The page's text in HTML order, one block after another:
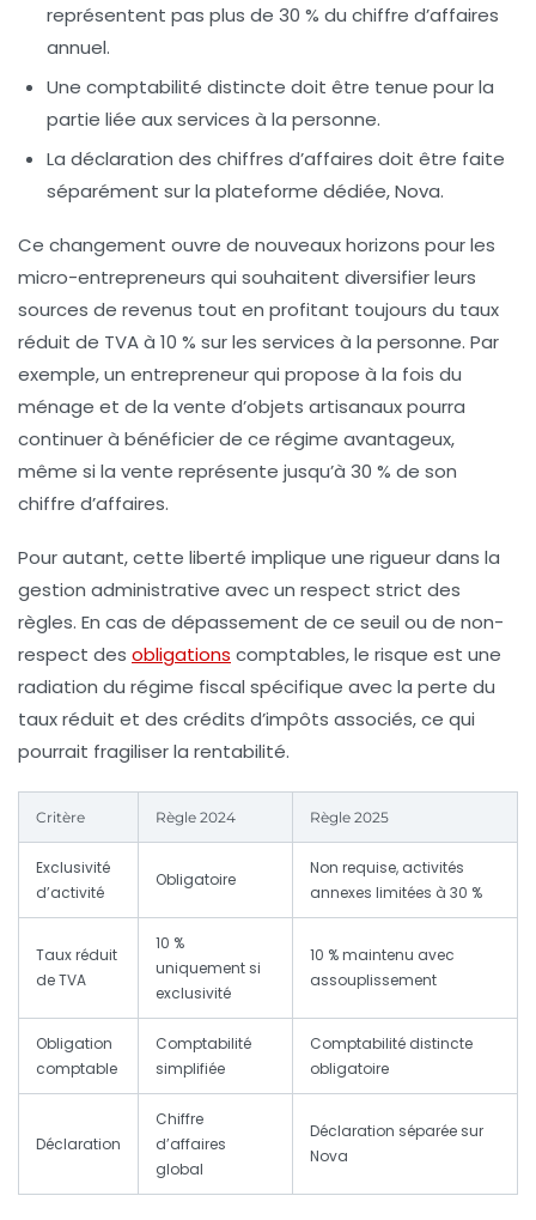
représentent pas plus de 30 % du chiffre d’affaires
annuel.
Une comptabilité distincte doit être tenue pour la
partie liée aux services à la personne.
La déclaration des chiffres d’affaires doit être faite
séparément sur la plateforme dédiée, Nova.
Ce changement ouvre de nouveaux horizons pour les
micro-entrepreneurs qui souhaitent diversifier leurs
sources de revenus tout en profitant toujours du taux
réduit de TVA à 10 % sur les services à la personne. Par
exemple, un entrepreneur qui propose à la fois du
ménage et de la vente d’objets artisanaux pourra
continuer à bénéficier de ce régime avantageux,
même si la vente représente jusqu’à 30 % de son
chiffre d’affaires.
Pour autant, cette liberté implique une rigueur dans la
gestion administrative avec un respect strict des
règles. En cas de dépassement de ce seuil ou de non-
respect des obligations comptables, le risque est une
radiation du régime fiscal spécifique avec la perte du
taux réduit et des crédits d’impôts associés, ce qui
pourrait fragiliser la rentabilité.
Critère Règle 2024 Règle 2025
Exclusivité
d’activité
Obligatoire
Non requise, activités
annexes limitées à 30 %
Taux réduit
de TVA
10 %
uniquement si
exclusivité
10 % maintenu avec
assouplissement
Obligation
comptable
Comptabilité
simplifiée
Comptabilité distincte
obligatoire
Déclaration
Chiffre
d’affaires
global
Déclaration séparée sur
Nova